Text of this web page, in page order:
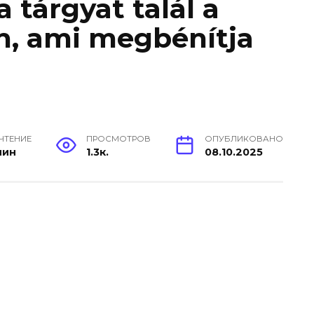
tárgyat talál a
ami megbénítja
ПРОСМОТРОВ
1.3к.
ОПУБЛИКОВАНО
08.10.2025